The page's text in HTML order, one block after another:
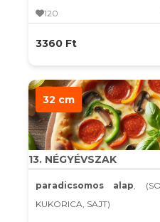
120
3360 Ft
32 cm
13. NÉGYÉVSZAK
paradicsomos alap,
KUKORICA, SAJT)